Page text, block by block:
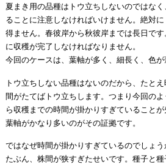
夏まき用の品種はトウ立ちしないのではな
ることに注意しなければいけません。絶対
得ません。春彼岸から秋彼岸までは長日で
に収穫が完了しなければなりません。
今回のケースは、葉軸が多く、細長く、色が
トウ立ちしない品種はないのだから、たと
間がたてばトウ立ちします。つまり今回の
ら収穫までの時間が掛かりすぎていることが
葉軸がかなり多いのがその証拠です。
ではなぜ時間が掛かりすぎているのでしょう
たぶん、株間が狭すぎたせいです。種子と